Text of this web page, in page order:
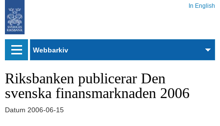
In English
Webbarkiv
Riksbanken publicerar Den
svenska finansmarknaden 2006
Datum 2006-06-15